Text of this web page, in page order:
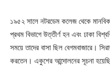
১৯৫২ সালে নটরডেম কলেজ থেকে
প্রথম বিভাগে উত্তীর্ণ হন এবং ঢাকা
সময়ে তাদের বাসা ছিল বেগমবাজারে।
করতেন। একুশের আন্দোলনের সূচনা